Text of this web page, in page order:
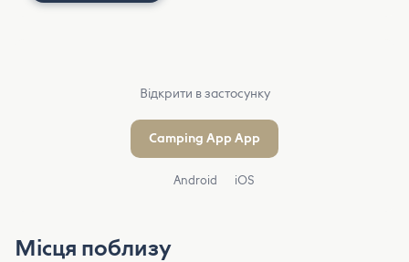
Відкрити в застосунку
Camping App App
Android iOS
Місця поблизу